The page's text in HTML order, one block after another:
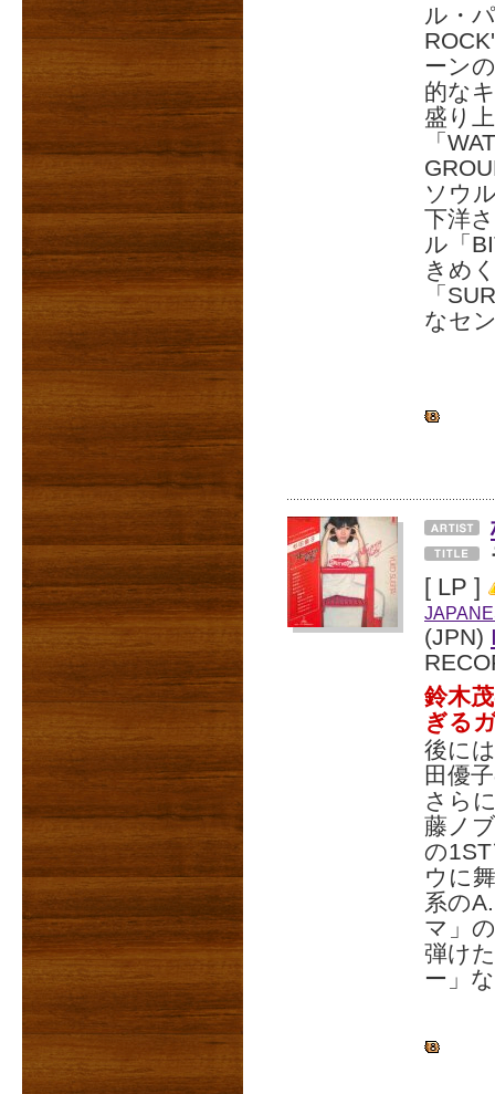
ル・
ーン
的な
盛り
「
ソウ
下洋
ル「
きめ
「
なセ
[ LP ]
(JPN)
鈴木
ぎる
後に
田優
さら
藤ノ
の
ウに
系の
マ」
弾け
ー」